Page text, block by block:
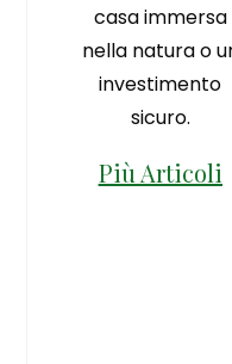
casa immersa
nella natura o
investimento
sicuro.
Più Articoli